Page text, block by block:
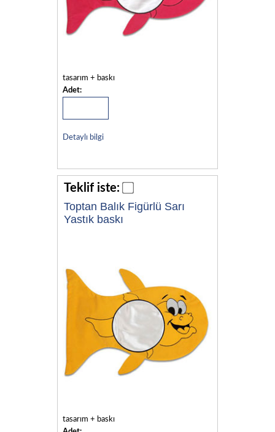
tasarım + baskı
Adet:
Detaylı bilgi
Teklif iste:
Toptan Balık Figürlü Sarı
Yastık baskı
tasarım + baskı